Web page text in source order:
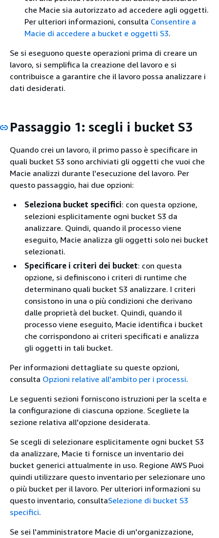
che Macie sia autorizzato ad accedere agli oggetti.
Per ulteriori informazioni, consulta Consentire a
Macie di accedere a bucket e oggetti S3.
Se si eseguono queste operazioni prima di creare un
lavoro, si semplifica la creazione del lavoro e si
contribuisce a garantire che il lavoro possa analizzare i
dati desiderati.
Passaggio 1: scegli i bucket S3
Quando crei un lavoro, il primo passo è specificare in
quali bucket S3 sono archiviati gli oggetti che vuoi che
Macie analizzi durante l'esecuzione del lavoro. Per
questo passaggio, hai due opzioni:
Seleziona bucket specifici: con questa opzione,
selezioni esplicitamente ogni bucket S3 da
analizzare. Quindi, quando il processo viene
eseguito, Macie analizza gli oggetti solo nei bucket
selezionati.
Specificare i criteri dei bucket: con questa
opzione, si definiscono i criteri di runtime che
determinano quali bucket S3 analizzare. I criteri
consistono in una o più condizioni che derivano
dalle proprietà del bucket. Quindi, quando il
processo viene eseguito, Macie identifica i bucket
che corrispondono ai criteri specificati e analizza
gli oggetti in tali bucket.
Per informazioni dettagliate su queste opzioni,
consulta Opzioni relative all'ambito per i processi.
Le seguenti sezioni forniscono istruzioni per la scelta e
la configurazione di ciascuna opzione. Scegliete la
sezione relativa all'opzione desiderata.
Se scegli di selezionare esplicitamente ogni bucket S3
da analizzare, Macie ti fornisce un inventario dei
bucket generici attualmente in uso. Regione AWS Puoi
quindi utilizzare questo inventario per selezionare uno
o più bucket per il lavoro. Per ulteriori informazioni su
questo inventario, consultaSelezione di bucket S3
specifici.
Se sei l'amministratore Macie di un'organizzazione,